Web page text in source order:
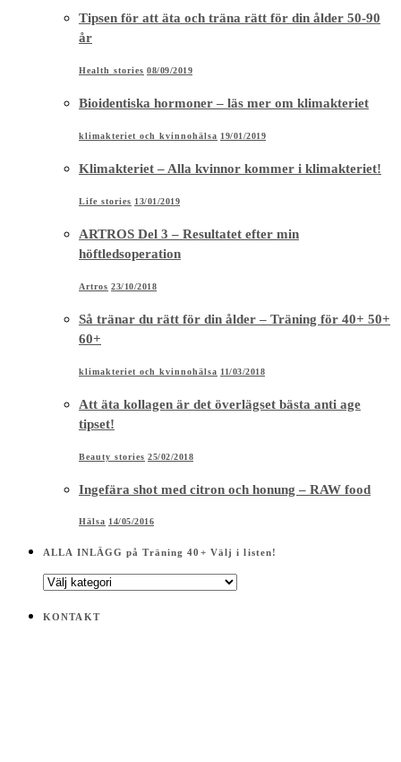
Tipsen för att äta och träna rätt för din ålder 50-90
år
Health stories 08/09/2019
Bioidentiska hormoner – läs mer om klimakteriet
klimakteriet och kvinnohälsa 19/01/2019
Klimakteriet – Alla kvinnor kommer i klimakteriet!
Life stories 13/01/2019
ARTROS Del 3 – Resultatet efter min
höftledsoperation
Artros 23/10/2018
Så tränar du rätt för din ålder – Träning för 40+ 50+
60+
klimakteriet och kvinnohälsa 11/03/2018
Att äta kollagen är det överlägset bästa anti age
tipset!
Beauty stories 25/02/2018
Ingefära shot med citron och honung – RAW food
Hälsa 14/05/2016
ALLA INLÄGG på Träning 40+ Välj i listen!
ALLA
på
KONTAKT